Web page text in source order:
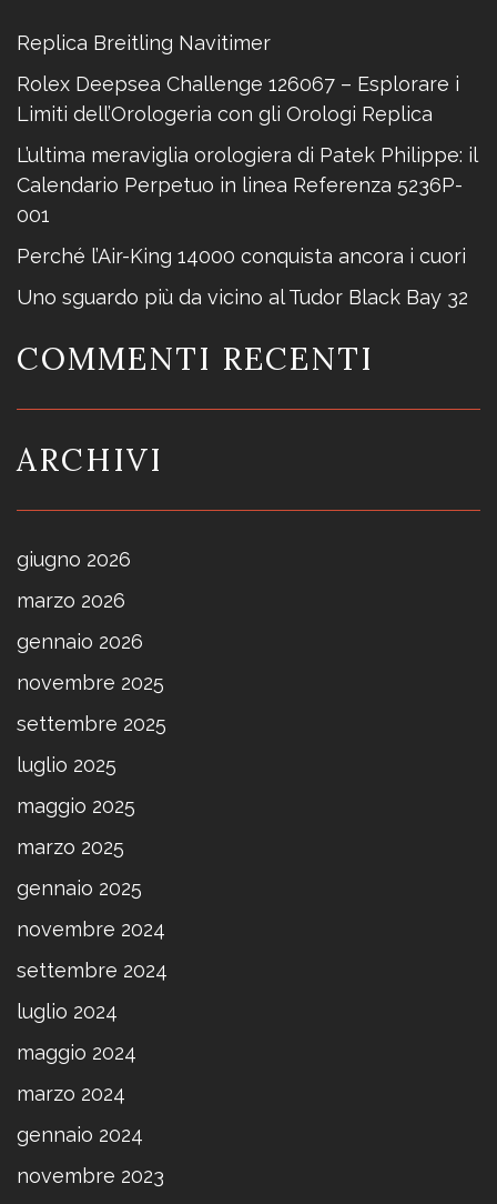
c
o
l
i
Replica Breitling Navitimer
Rolex Deepsea Challenge 126067 – Esplorare i
Limiti dell’Orologeria con gli Orologi Replica
L’ultima meraviglia orologiera di Patek Philippe: il
Calendario Perpetuo in linea Referenza 5236P-
001
Perché l’Air-King 14000 conquista ancora i cuori
Uno sguardo più da vicino al Tudor Black Bay 32
COMMENTI RECENTI
ARCHIVI
giugno 2026
marzo 2026
gennaio 2026
novembre 2025
settembre 2025
luglio 2025
maggio 2025
marzo 2025
gennaio 2025
novembre 2024
settembre 2024
luglio 2024
maggio 2024
marzo 2024
gennaio 2024
novembre 2023